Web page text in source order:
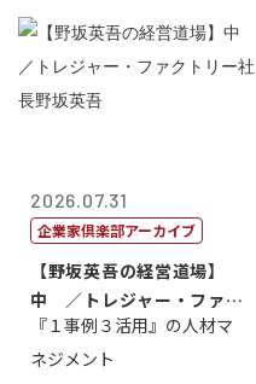
2026.07.31
企業家倶楽部アーカイブ
【野坂英吾の経営道場】
中 ／トレジャー・ファク
トリー社長野坂...
『１事例３活用』の人材マ
ネジメント